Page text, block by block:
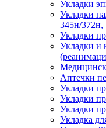
Укладки
Укладки
345н/372н,
Укладки
Укладки и
Аптечки
Укладки
Укладки
Укладки
Укладка